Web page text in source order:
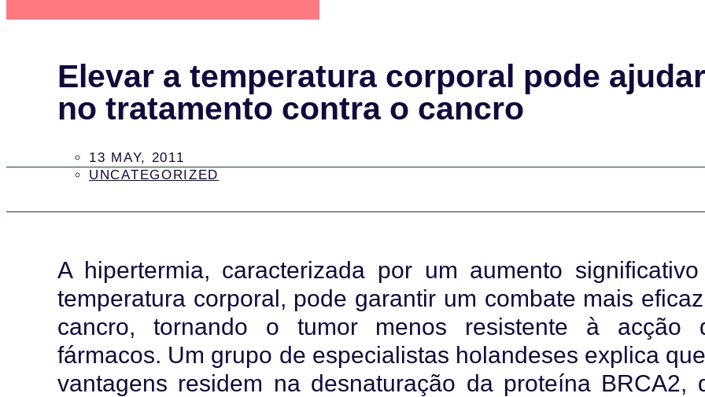
Elevar a temperatura corporal pode
no tratamento contra o cancro
13 MAY, 2011
UNCATEGORIZED
A hipertermia, caracterizada por um aumento
temperatura corporal, pode garantir um combate mais
cancro, tornando o tumor menos resistente à acção
fármacos. Um grupo de especialistas holandeses explica
vantagens residem na desnaturação da proteína BRCA2,